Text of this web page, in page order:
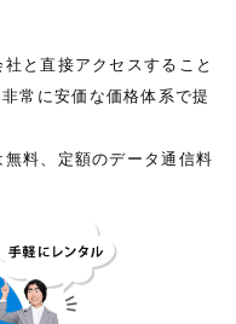
と直接アクセスすること
常に安価な価格体系で提
料、定額のデータ通信料